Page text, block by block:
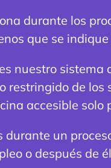
durante los
que se
nuestro sistema
de
accesible solo
un
o después de